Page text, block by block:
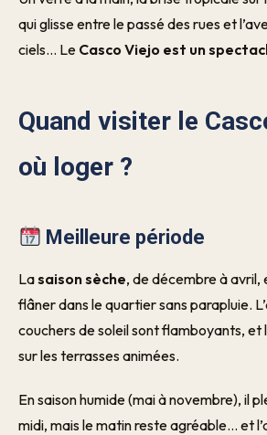
qui glisse entre le passé des rues et
ciels… Le Casco Viejo est un
Quand visiter le
où loger ?
Meilleure période
Lasaison sèche, de décembre à avril,
flâner dans le quartier sans parapluie.
couchers de soleil sont flamboyants, et
sur les terrasses animées.
En saison humide (mai à novembre), il
midi, mais le matin reste agréable… et